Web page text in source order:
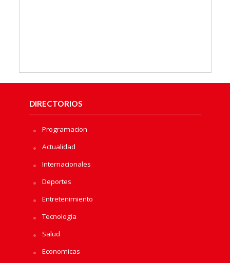
DIRECTORIOS
Programacion
Actualidad
Internacionales
Deportes
Entretenimiento
Tecnologia
Salud
Economicas